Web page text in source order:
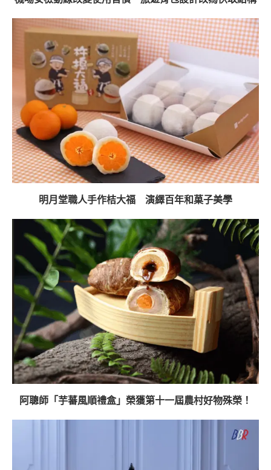
明月堂職人手作桔大福 演繹百年和菓子美學
阿聰師「芋蕃風順禮盒」榮獲第十一屆農村好物殊榮！